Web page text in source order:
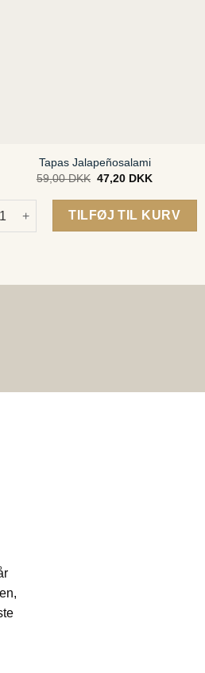
Tapas Jalapeñosalami
59,00DKK Original
was:
59,00 DKK.
47,20 DKK
is:
47,20 DKK.
Jalapeñosalami antalTILFØJ TIL KURV